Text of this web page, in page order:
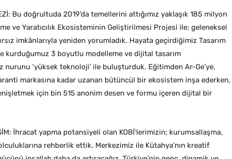
Bu doğrultuda 2019’da temellerini attığımız yaklaşık 185 milyon
ve Yaratıcılık Ekosisteminin Geliştirilmesi Projesi ile; geleneksel
imkânlarıyla yeniden yorumladık. Hayata geçirdiğimiz Tasarım
kurduğumuz 3 boyutlu modelleme ve dijital tasarım
nurunu ‘yüksek teknoloji’ ile buluşturduk. Eğitimden Ar-Ge’ye,
markasına kadar uzanan bütüncül bir ekosistem inşa ederken,
için bin 515 anonim desen ve formu içeren dijital bir
İhracat yapma potansiyeli olan KOBİ’lerimizin; kurumsallaşma,
rehberlik ettik. Merkezimiz ile Kütahya’nın kreatif